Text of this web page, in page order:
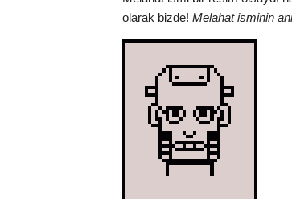
olarak bizde! Melahat isminin